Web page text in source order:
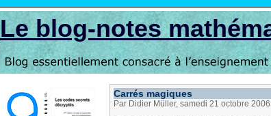
Le blog-notes
Carrés magiques
Par Didier Müller, samedi 21 octobre